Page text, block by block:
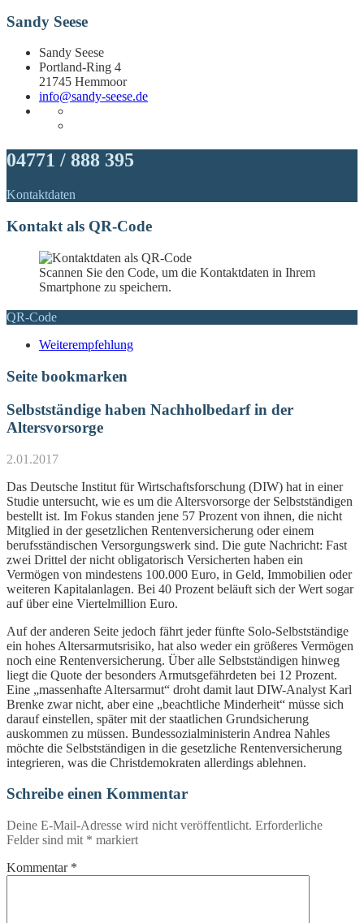
Sandy Seese
Sandy Seese
Portland-Ring 4
21745 Hemmoor
info@sandy-seese.de
04771 / 888 395
Kontaktdaten
Kontakt als QR-Code
Scannen Sie den Code, um die Kontaktdaten in Ihrem
Smartphone zu speichern.
QR-Code
Weiterempfehlung
Seite bookmarken
Selbstständige haben Nachholbedarf in der
Altersvorsorge
2.01.2017
Das Deutsche Institut für Wirtschaftsforschung (DIW) hat in einer
Studie untersucht, wie es um die Altersvorsorge der Selbstständigen
bestellt ist. Im Fokus standen jene 57 Prozent von ihnen, die nicht
Mitglied in der gesetzlichen Rentenversicherung oder einem
berufsständischen Versorgungswerk sind. Die gute Nachricht: Fast
zwei Drittel der nicht obligatorisch Versicherten haben ein
Vermögen von mindestens 100.000 Euro, in Geld, Immobilien oder
weiteren Kapitalanlagen. Bei 40 Prozent beläuft sich der Wert sogar
auf über eine Viertelmillion Euro.
Auf der anderen Seite jedoch fährt jeder fünfte Solo-Selbstständige
ein hohes Altersarmutsrisiko, hat also weder ein größeres Vermögen
noch eine Rentenversicherung. Über alle Selbstständigen hinweg
liegt die Quote der besonders Armutsgefährdeten bei 12 Prozent.
Eine „massenhafte Altersarmut“ droht damit laut DIW-Analyst Karl
Brenke zwar nicht, aber eine „beachtliche Minderheit“ müsse sich
darauf einstellen, später mit der staatlichen Grundsicherung
auskommen zu müssen. Bundessozialministerin Andrea Nahles
möchte die Selbstständigen in die gesetzliche Rentenversicherung
integrieren, was die Christdemokraten allerdings ablehnen.
Schreibe einen Kommentar
Deine E-Mail-Adresse wird nicht veröffentlicht. Erforderliche
Felder sind mit * markiert
Kommentar *